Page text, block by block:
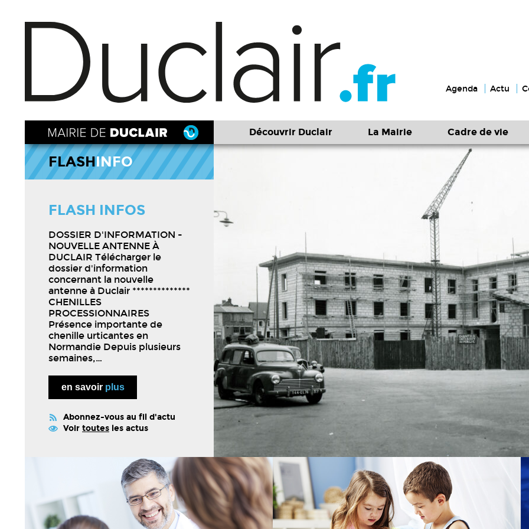
Agenda Actu
Découvrir Duclair La Mairie Cadre de vie
Programmation
2025/2026 du
Théâtre
...
FLASHINFO
FLASH INFOS
DOSSIER D'INFORMATION -
NOUVELLE ANTENNE À
DUCLAIR Télécharger le
dossier d'information
concernant la nouvelle
antenne à Duclair **************
CHENILLES
PROCESSIONNAIRES
Présence importante de
chenille urticantes en
Normandie Depuis plusieurs
semaines,…
en savoir plus
Abonnez-vous au fil d'actu
Voir toutes les actus